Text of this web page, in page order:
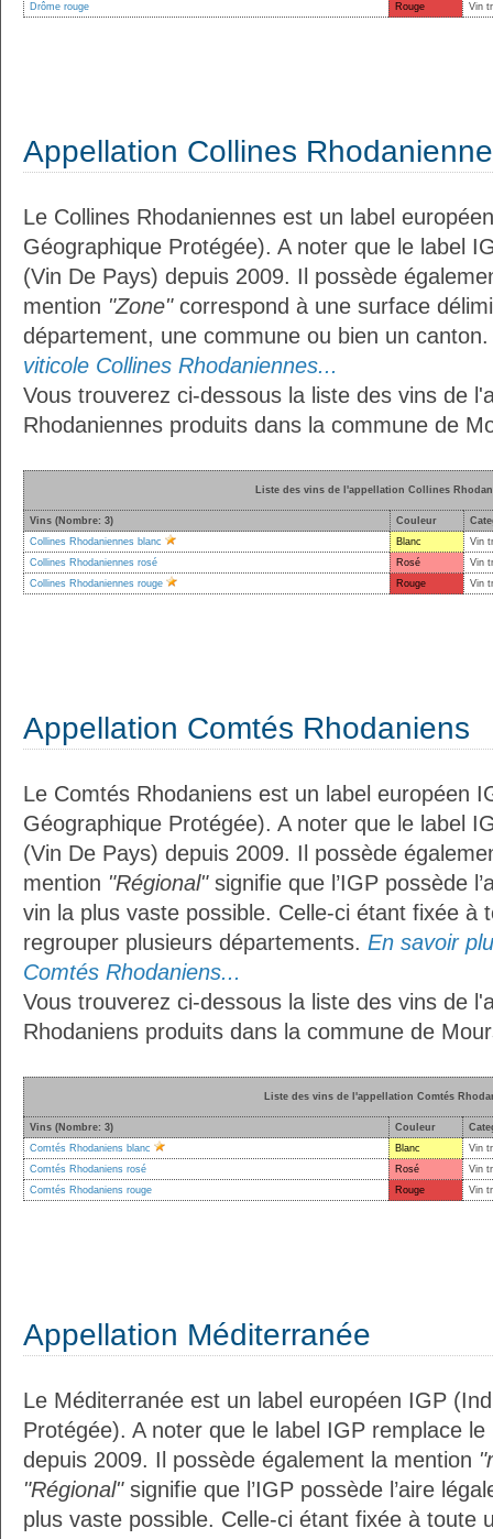
Drôme rouge
Rouge Vin
Appellation Collines
Le Collines Rhodaniennes est un label
Géographique Protégée). A noter que le label
(Vin De Pays) depuis 2009. Il possède
mention "Zone"correspond à une surface
département, une commune ou bien un
viticole Collines Rhodaniennes...
Vous trouverez ci-dessous la liste des vins de
Rhodaniennes produits dans la commune de
Liste des vins de l'appellation Collines
Vins (Nombre: 3) Couleur
Collines Rhodaniennes blanc
Blanc
Vin
Collines Rhodaniennes rosé
Rosé
Vin
Collines Rhodaniennes rouge
Rouge Vin
Appellation Comtés Rhodaniens
Le Comtés Rhodaniens est un label européen
Géographique Protégée). A noter que le label
(Vin De Pays) depuis 2009. Il possède
mention "Régional"signifie que l’IGP possède
vin la plus vaste possible. Celle-ci étant fixée à
regrouper plusieurs départements. En savoir
Comtés Rhodaniens...
Vous trouverez ci-dessous la liste des vins de
Rhodaniens produits dans la commune de
Liste des vins de l'appellation Comtés
Vins (Nombre: 3) Couleur
Comtés Rhodaniens blanc
Blanc
Vin
Comtés Rhodaniens rosé
Rosé
Vin
Comtés Rhodaniens rouge
Rouge Vin
Appellation Méditerranée
Le Méditerranée est un label européen IGP
Protégée). A noter que le label IGP remplace
depuis 2009. Il possède également la mention
"Régional"signifie que l’IGP possède l’aire
plus vaste possible. Celle-ci étant fixée à toute